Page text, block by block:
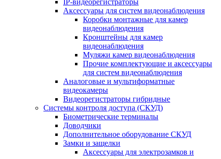
IP-видеорегистраторы
Аксессуары для систем видеонаблюдения
Коробки монтажные для камер
видеонаблюдения
Кронштейны для камер
видеонаблюдения
Муляжи камер видеонаблюдения
Прочие комплектующие и аксессуары
для систем видеонаблюдения
Аналоговые и мультиформатные
видеокамеры
Видеорегистраторы гибридные
Системы контроля доступа (СКУД)
Биометрические терминалы
Доводчики
Дополнительное оборудование СКУД
Замки и защелки
Аксессуары для электрозамков и